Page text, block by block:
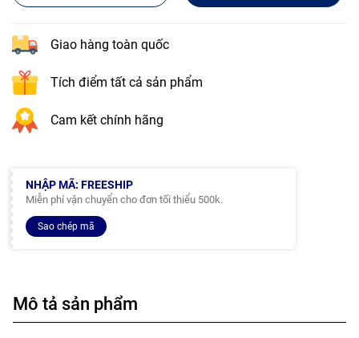
Giao hàng toàn quốc
Tích điểm tất cả sản phẩm
Cam kết chính hãng
NHẬP MÃ: FREESHIP
Miễn phí vận chuyển cho đơn tối thiểu 500k.
Sao chép mã
Mô tả sản phẩm